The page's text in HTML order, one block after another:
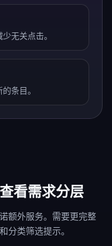
无关点击。
条目。
看需求分层
额外服务。需要更完整
分类筛选提示。